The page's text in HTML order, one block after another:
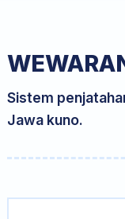
Sistem
Jawa kuno.